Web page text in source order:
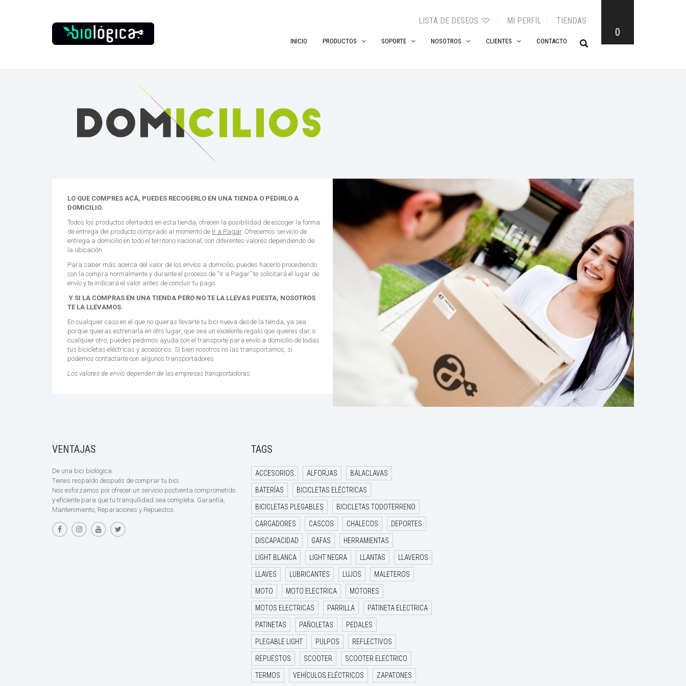
LISTA DE DESEOS MI PERFIL TIENDAS
INICIO PRODUCTOS SOPORTE NOSOTROS CLIENTES CONTACTO
0
LO QUE COMPRES ACÁ, PUEDES RECOGERLO EN UNA TIENDA O PEDIRLO A
DOMICILIO.
Todos los productos ofertados en esta tienda, ofrecen la posibilidad de escoger la forma
de entrega del producto comprado al momento de Ir a Pagar. Ofrecemos servicio de
entrega a domicilio en todo el territorio nacional, con diferentes valores dependiendo de
la ubicación.
Para saber más acerca del valor de los envíos a domicilio, puedes hacerlo procediendo
con la compra normalmente y durante el proceso de “Ir a Pagar” te solicitará el lugar de
envío y te indicará el valor antes de concluir tu pago.
Y SI LA COMPRAS EN UNA TIENDA PERO NO TE LA LLEVAS PUESTA, NOSOTROS
TE LA LLEVAMOS.
En cualquier caso en el que no quieras llevarte tu bici nueva desde la tienda, ya sea
porque quieras estrenarla en otro lugar, que sea un excelente regalo que quieres dar, o
cualquier otro, puedes pedirnos ayuda con el transporte para envío a domicilio de todas
tus bicicletas eléctricas y accesorios. Si bien nosotros no las transportamos, sí
podemos contactarte con algunos transportadores.
Los valores de envío dependen de las empresas transportadoras.
VENTAJAS
De una bici biológica.
Tienes respaldo después de comprar tu bici.
Nos esforzamos por ofrecer un servicio postventa comprometido
y eficiente para que tu tranquilidad sea completa. Garantía,
Mantenimiento, Reparaciones y Repuestos.
TAGS
ACCESORIOS ALFORJAS BALACLAVAS
BATERÍAS BICICLETAS ELÉCTRICAS
BICICLETAS PLEGABLES BICICLETAS TODOTERRENO
CARGADORES CASCOS CHALECOS DEPORTES
DISCAPACIDAD GAFAS HERRAMIENTAS
LIGHT BLANCA LIGHT NEGRA LLANTAS LLAVEROS
LLAVES LUBRICANTES LUJOS MALETEROS
MOTO MOTO ELECTRICA MOTORES
MOTOS ELECTRICAS PARRILLA PATINETA ELECTRICA
PATINETAS PAÑOLETAS PEDALES
PLEGABLE LIGHT PULPOS REFLECTIVOS
REPUESTOS SCOOTER SCOOTER ELECTRICO
TERMOS VEHÍCULOS ELÉCTRICOS ZAPATONES